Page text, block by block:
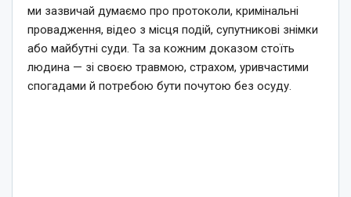
ми зазвичай думаємо про протоколи, кримінальні
провадження, відео з місця подій, супутникові знімки
або майбутні суди. Та за кожним доказом стоїть
людина — зі своєю травмою, страхом, уривчастими
спогадами й потребою бути почутою без осуду.